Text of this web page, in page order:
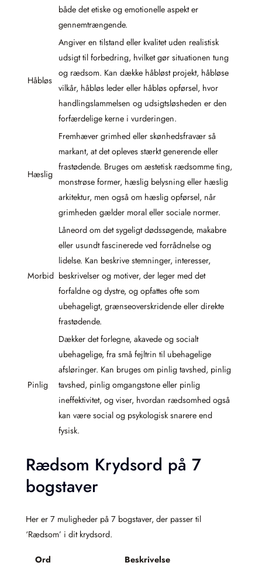
både det etiske og emotionelle aspekt er
gennemtrængende.
Håbløs
Angiver en tilstand eller kvalitet uden realistisk
udsigt til forbedring, hvilket gør situationen tung
og rædsom. Kan dække håbløst projekt, håbløse
vilkår, håbløs leder eller håbløs opførsel, hvor
handlingslammelsen og udsigtsløsheden er den
forfærdelige kerne i vurderingen.
Hæslig
Fremhæver grimhed eller skønhedsfravær så
markant, at det opleves stærkt generende eller
frastødende. Bruges om æstetisk rædsomme ting,
monstrøse former, hæslig belysning eller hæslig
arkitektur, men også om hæslig opførsel, når
grimheden gælder moral eller sociale normer.
Morbid
Låneord om det sygeligt dødssøgende, makabre
eller usundt fascinerede ved forrådnelse og
lidelse. Kan beskrive stemninger, interesser,
beskrivelser og motiver, der leger med det
forfaldne og dystre, og opfattes ofte som
ubehageligt, grænseoverskridende eller direkte
frastødende.
Pinlig
Dækker det forlegne, akavede og socialt
ubehagelige, fra små fejltrin til ubehagelige
afsløringer. Kan bruges om pinlig tavshed, pinlig
tavshed, pinlig omgangstone eller pinlig
ineffektivitet, og viser, hvordan rædsomhed også
kan være social og psykologisk snarere end
fysisk.
Rædsom Krydsord på 7
bogstaver
Her er 7 muligheder på 7 bogstaver, der passer til
‘Rædsom’ i dit krydsord.
Ord Beskrivelse